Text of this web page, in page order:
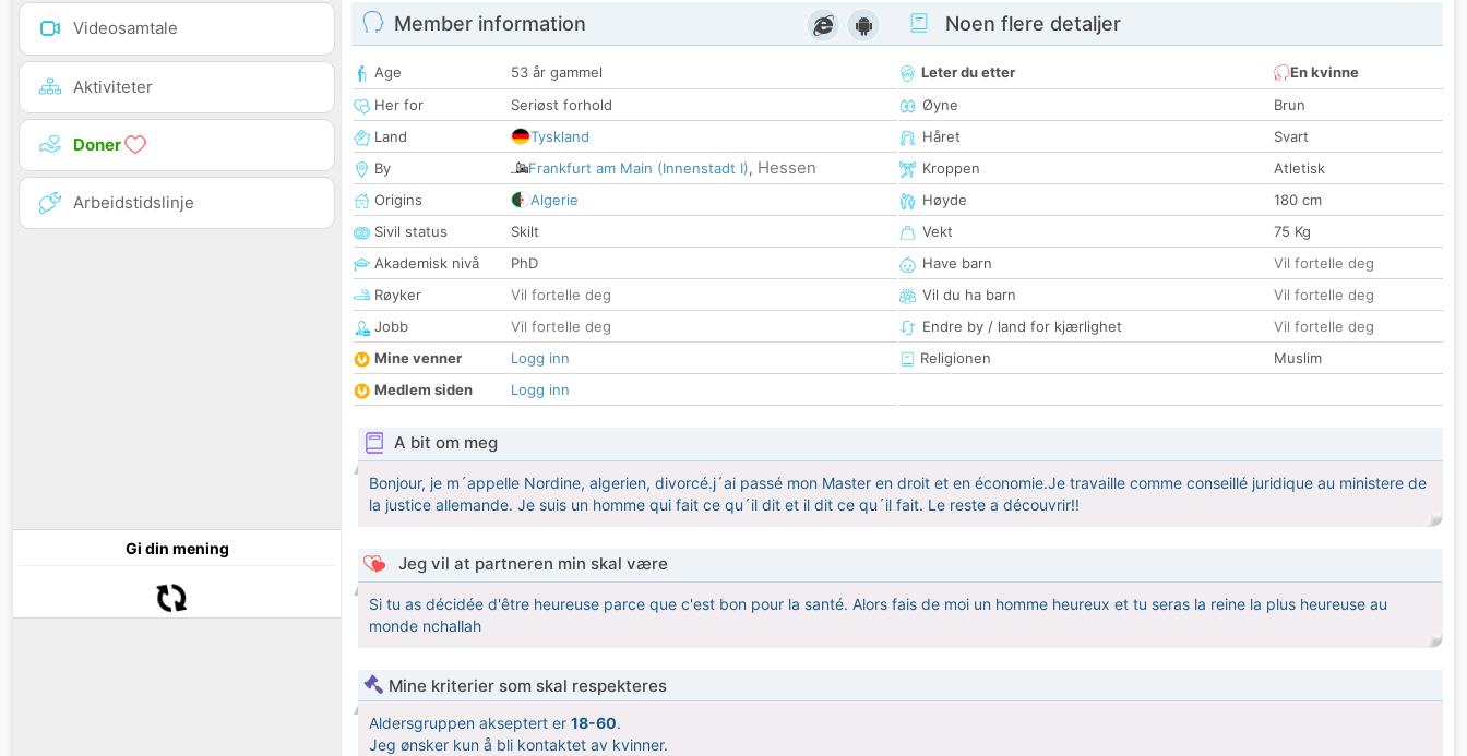
Videosamtale
Aktiviteter
Doner
Arbeidstidslinje
Gi din mening
Member information
Age
53 år gammel
Her for
Seriøst forhold
Land
Tyskland
By
Frankfurt am Main (Innenstadt I), Hessen
Origins
Algerie
Sivil status
Skilt
Akademisk nivå
PhD
Røyker
Vil fortelle deg
Jobb
Vil fortelle deg
Mine venner
Logg inn
Medlem siden
Logg inn
Noen flere detaljer
Leter du etter
En kvinne
Øyne
Brun
Håret
Svart
Kroppen
Atletisk
Høyde
180 cm
Vekt
75 Kg
Have barn
Vil fortelle deg
Vil du ha barn
Vil fortelle deg
Endre by / land for kjærlighet
Vil fortelle deg
Religionen
Muslim
A bit om meg
Bonjour, je m´appelle Nordine, algerien, divorcé.j´ai passé mon Master en droit et en économie.Je travaille comme conseillé juridique au ministere de
la justice allemande. Je suis un homme qui fait ce qu´il dit et il dit ce qu´il fait. Le reste a découvrir!!
Jeg vil at partneren min skal være
Si tu as décidée d'être heureuse parce que c'est bon pour la santé. Alors fais de moi un homme heureux et tu seras la reine la plus heureuse au
monde nchallah
Mine kriterier som skal respekteres
Aldersgruppen akseptert er 18-60.
Jeg ønsker kun å bli kontaktet av kvinner.